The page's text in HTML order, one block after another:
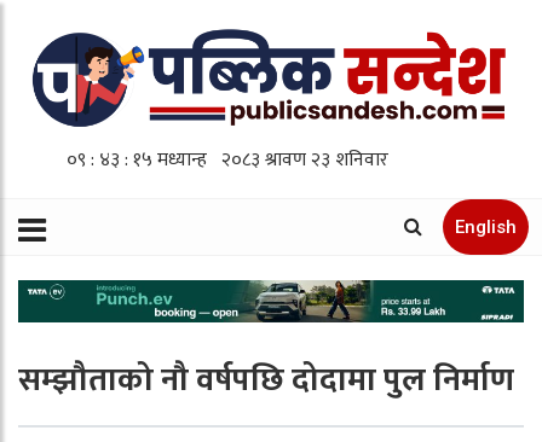
English
सम्झौताको नौ वर्षपछि दोदामा पुल निर्माण